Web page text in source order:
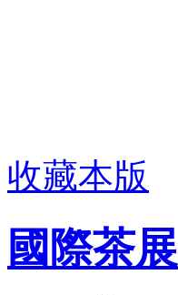
收藏本版
國際茶展